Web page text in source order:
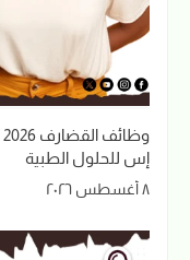
إس للحلول الطبية
٨ أغسطس ٢٠٢٦